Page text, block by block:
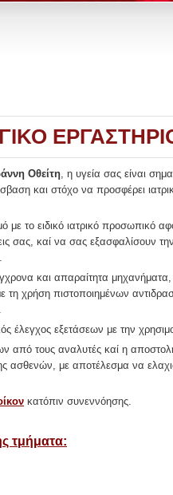
Οθείτη, η υγεία σας είναι
και στόχο να προσφέρει
με το ειδικό ιατρικό προσωπικό
σας, καί να σας εξασφαλίσουν
και απαραίτητα
τη χρήση πιστοποιημένων
έλεγχος εξετάσεων με την
από τους αναλυτές καί η
ασθενών, με αποτέλεσμα να
κατόπιν συνεννόησης.
τμήματα: